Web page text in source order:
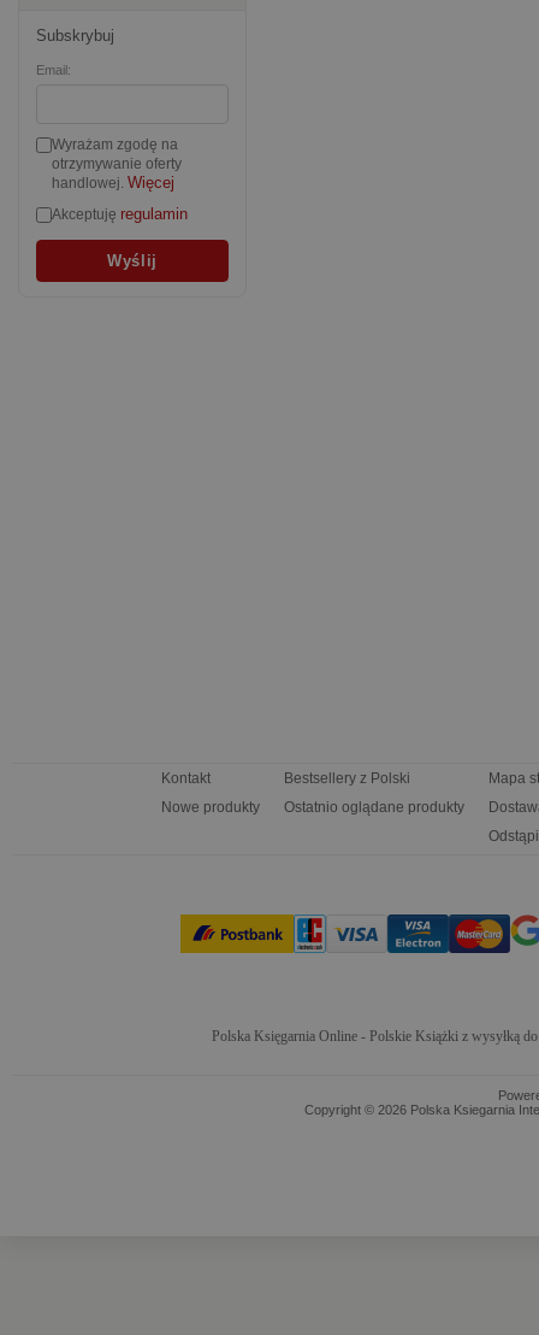
Subskrybuj
Email:
Wyrażam zgodę na
otrzymywanie oferty
handlowej. Więcej
Akceptuję regulamin
Kontakt
Nowe produkty
Bestsellery z Polski
Ostatnio oglądane produkty
Mapa
Polska Księgarnia Online - Polskie Książki z wysyłką
Copyright © 2026 Polska Ksiegarnia